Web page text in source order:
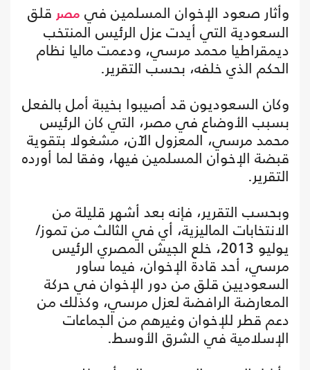
وأثار صعود الإخوان المسلمين في مصر قلق
السعودية التي أيدت عزل الرئيس المنتخب
ديمقراطيا محمد مرسي، ودعمت ماليا نظام
الحكم الذي خلفه، بحسب التقرير.
وكان السعوديون قد أصيبوا بخيبة أمل بالفعل
بسبب الأوضاع في مصر، التي كان الرئيس
محمد مرسي، المعزول الآن، مشغولا بتقوية
قبضة الإخوان المسلمين فيها، وفقا لما أورده
التقرير.
وبحسب التقرير، فإنه بعد أشهر قليلة من
الانتخابات الماليزية، أي في الثالث من تموز/
يوليو 2013، خلع الجيش المصري الرئيس
مرسي، أحد قادة الإخوان، فيما ساور
السعوديين قلق من دور الإخوان في حركة
المعارضة الرافضة لعزل مرسي، وكذلك من
دعم قطر للإخوان وغيرهم من الجماعات
الإسلامية في الشرق الأوسط.